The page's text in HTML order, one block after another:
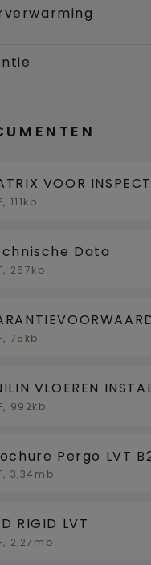
VOOR
111kb
Data
267kb
75kb
VLOEREN
(BE)
992kb
Pergo LVT
3,34mb
RIGID LVT
2,27mb